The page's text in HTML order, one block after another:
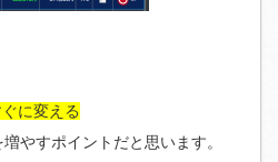
に変える
やすポイントだと思います。